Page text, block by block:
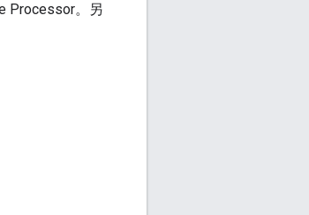
Processor。另